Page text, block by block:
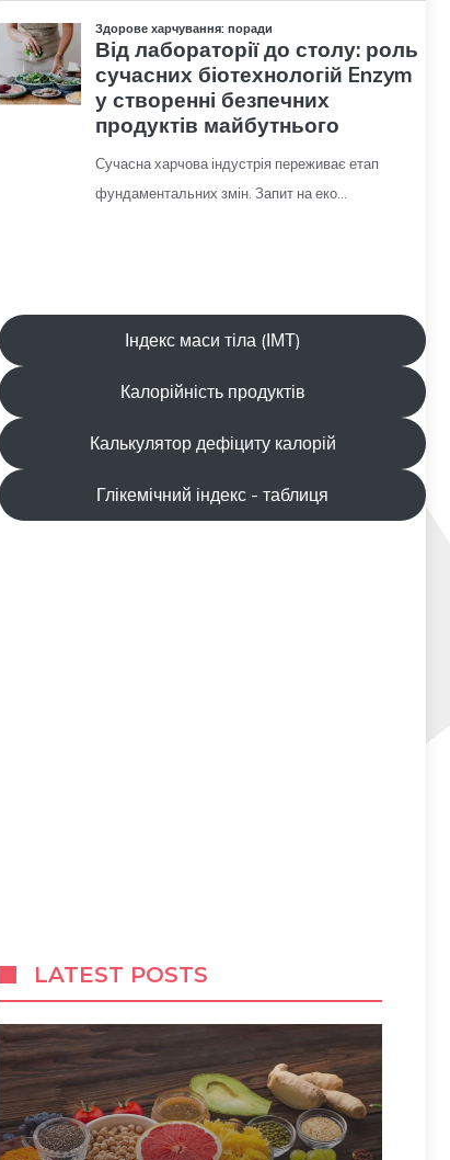
Індекс маси тіла (ІМТ)
Калорійність продуктів
Калькулятор дефіциту калорій
Глікемічний індекс - таблиця
LATEST POSTS